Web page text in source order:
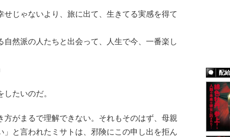
せじゃないより、旅に出て、生きてる実感を得て
自然派の人たちと出会って、人生で今、一番楽し
たいのだ。
がまるで理解できない。それもそのはず、母親
」と言われたミサトは、邪険にこの申し出を拒ん
配